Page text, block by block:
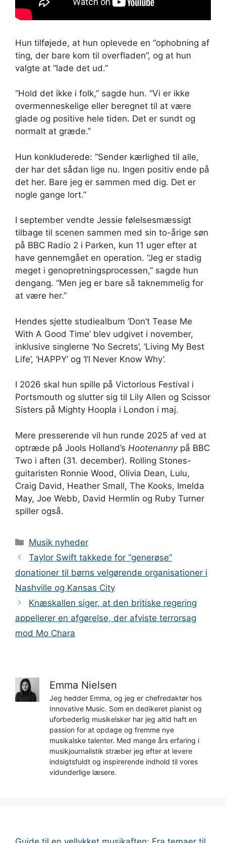
Hun tilføjede, at hun oplevede en “ophobning af
ting, der bare kom til overfladen”, og at hun
valgte at “lade det ud.”
“Hold det ikke i folk,” sagde hun. “Vi er ikke
overmenneskelige eller beregnet til at være
glade og positive hele tiden. Det er sundt og
normalt at græde.”
Hun konkluderede: “Sender kærlighed til alle,
der har det sådan lige nu. Ingen positiv ende på
det her. Bare jeg er sammen med dig. Det er
nogle gange lort.”
I september vendte Jessie følelsesmæssigt
tilbage til scenen sammen med sin to-årige søn
på BBC Radio 2 i Parken, kun 11 uger efter at
have gennemgået en operation. “Jeg er stadig
meget i genopretningsprocessen,” sagde hun
dengang. “Men jeg er bare så taknemmelig for
at være her.”
Hendes sjette studiealbum ‘Don’t Tease Me
With A Good Time’ blev udgivet i november,
inklusive singlerne ‘No Secrets’, ‘Living My Best
Life’, ‘HAPPY’ og ‘I’l Never Know Why’.
I 2026 skal hun spille på Victorious Festival i
Portsmouth og slutter sig til Lily Allen og Scissor
Sisters på Mighty Hoopla i London i maj.
Mere presserende vil hun runde 2025 af ved at
optræde på Jools Holland’s Hootenanny på BBC
Two i aften (31. december). Rolling Stones-
guitaristen Ronnie Wood, Olivia Dean, Lulu,
Craig David, Heather Small, The Kooks, Imelda
May, Joe Webb, David Hermlin og Ruby Turner
spiller også.
Kategorier
Musik nyheder
Taylor Swift takkede for “generøse”
donationer til børns velgørende organisationer i
Nashville og Kansas City
Knæskallen siger, at den britiske regering
appellerer en afgørelse, der afviste terrorsag
mod Mo Chara
Emma Nielsen
Jeg hedder Emma, og jeg er chefredaktør hos
Innovative Music. Som en dedikeret pianist og
uforbederlig musikelsker har jeg altid haft en
passion for at opdage og fremme nye
musikalske talenter. Med mange års erfaring i
musikjournalistik stræber jeg efter at levere
indsigtsfuldt og inspirerende indhold til vores
vidunderlige læsere.